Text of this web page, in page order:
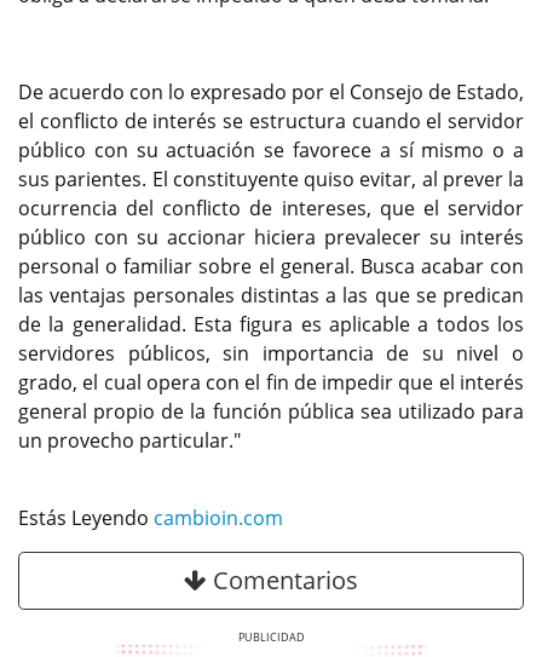
De acuerdo con lo expresado por el Consejo de Estado,
el conflicto de interés se estructura cuando el servidor
público con su actuación se favorece a sí mismo o a
sus parientes. El constituyente quiso evitar, al prever la
ocurrencia del conflicto de intereses, que el servidor
público con su accionar hiciera prevalecer su interés
personal o familiar sobre el general. Busca acabar con
las ventajas personales distintas a las que se predican
de la generalidad. Esta figura es aplicable a todos los
servidores públicos, sin importancia de su nivel o
grado, el cual opera con el fin de impedir que el interés
general propio de la función pública sea utilizado para
un provecho particular."
Estás Leyendo cambioin.com
Comentarios